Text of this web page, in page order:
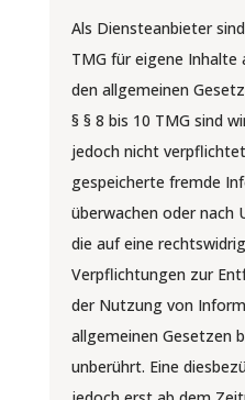
Als Diensteanbieter
TMG für eigene Inhalte
den allgemeinen
§ § 8 bis 10 TMG sind
jedoch nicht
gespeicherte fremde
überwachen oder nach
die auf eine
Verpflichtungen zur
der Nutzung von
allgemeinen Gesetzen
unberührt. Eine